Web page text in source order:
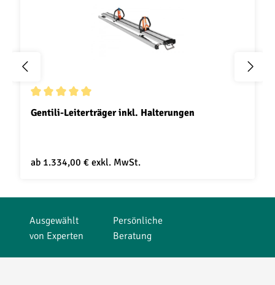
Durchschnittliche Bewertung von 5 von 5 Sternen
Gentili-Leiterträger inkl. Halterungen
ab 1.334,00 € exkl. MwSt.
Ausgewählt
von Experten
Persönliche
Beratung